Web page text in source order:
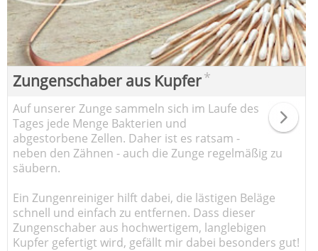
Zungenschaber aus Kupfer*
Auf unserer Zunge sammeln sich im Laufe des
Tages jede Menge Bakterien und
abgestorbene Zellen. Daher ist es ratsam -
neben den Zähnen - auch die Zunge regelmäßig zu
säubern.
Ein Zungenreiniger hilft dabei, die lästigen Beläge
schnell und einfach zu entfernen. Dass dieser
Zungenschaber aus hochwertigem, langlebigen
Kupfer gefertigt wird, gefällt mir dabei besonders gut!